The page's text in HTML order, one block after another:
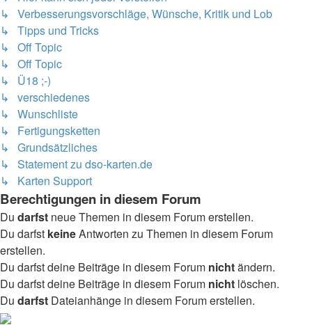
↳ Verbesserungsvorschläge, Wünsche, Kritik und Lob
↳ Tipps und Tricks
↳ Off Topic
↳ Off Topic
↳ Ü18 ;-)
↳ verschiedenes
↳ Wunschliste
↳ Fertigungsketten
↳ Grundsätzliches
↳ Statement zu dso-karten.de
↳ Karten Support
Berechtigungen in diesem Forum
Du darfst neue Themen in diesem Forum erstellen.
Du darfst keineAntworten zu Themen in diesem Forum
erstellen.
Du darfst deine Beiträge in diesem Forum nichtändern.
Du darfst deine Beiträge in diesem Forum nicht löschen.
Du darfst Dateianhänge in diesem Forum erstellen.